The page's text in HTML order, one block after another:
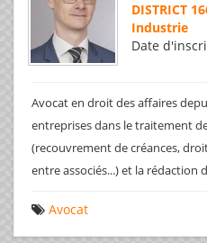
DISTRICT
Industrie
Date
Avocat en droit des affaires
entreprises dans le traitement
(recouvrement de créances,
entre associés...) et la rédaction
Avocat